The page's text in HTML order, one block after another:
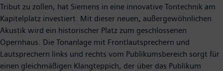
Tribut zu zollen, hat Siemens in eine innovative Tontechnik am
Kapitelplatz investiert. Mit dieser neuen, außergewöhnlichen
Akustik wird ein historischer Platz zum geschlossenen
Opernhaus. Die Tonanlage mit Frontlautsprechern und
Lautsprechern links und rechts vom Publikumsbereich sorgt für
einen gleichmäßigen Klangteppich, der über das Publikum